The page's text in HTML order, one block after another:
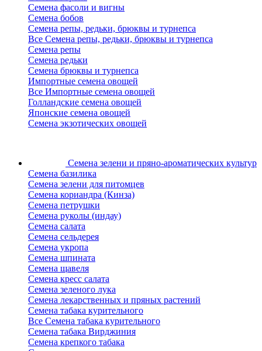
Семена фасоли и вигны
Семена бобов
Семена репы, редьки, брюквы и турнепса
Все Семена репы, редьки, брюквы и турнепса
Семена репы
Семена редьки
Семена брюквы и турнепса
Импортные семена овощей
Все Импортные семена овощей
Голландские семена овощей
Японские семена овощей
Семена экзотических овощей
Семена зелени и пряно-ароматических культур
Семена базилика
Семена зелени для питомцев
Семена кориандра (Кинза)
Семена петрушки
Семена руколы (индау)
Семена салата
Семена сельдерея
Семена укропа
Семена шпината
Семена щавеля
Семена кресс салата
Семена зеленого лука
Семена лекарственных и пряных растений
Семена табака курительного
Все Семена табака курительного
Семена табака Вирджиния
Семена крепкого табака